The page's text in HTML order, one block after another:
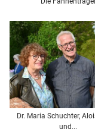
Dr. Maria Schuchter,
und...